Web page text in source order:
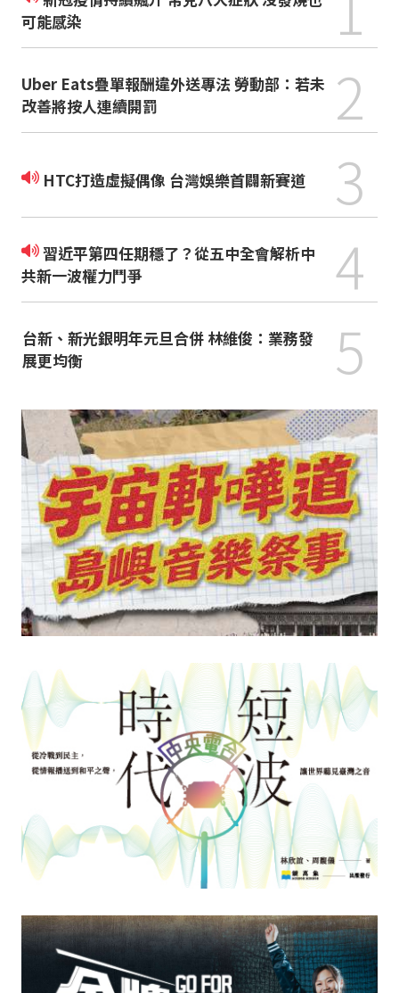
可能感染
Uber Eats疊單報酬違外送專法 勞動部：若未
改善將按人連續開罰
2
HTC打造虛擬偶像 台灣娛樂首闢新賽道 3
習近平第四任期穩了？從五中全會解析中
共新一波權力鬥爭
4
台新、新光銀明年元旦合併 林維俊：業務發
展更均衡
5